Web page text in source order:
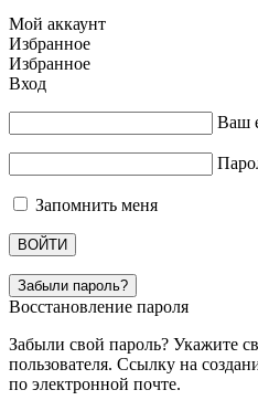
Мой аккаунт
Избранное
Избранное
Вход
Ваш
Запомнить меня
ВОЙТИ
Забыли пароль?
Восстановление пароля
Забыли свой пароль? Укажите
пользователя. Ссылку на
по электронной почте.